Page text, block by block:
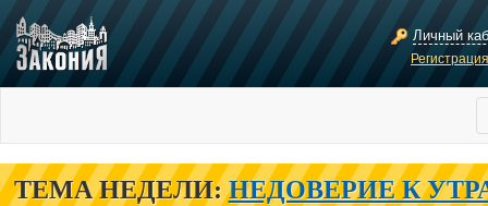
Личный
ТЕМА НЕДЕЛИ: НЕДОВЕРИЕ К